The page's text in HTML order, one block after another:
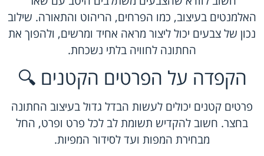
האלמנטים בעיצוב, כמו הפרחים, הריהוט והתאורה. שילוב
נכון של צבעים יכול ליצור מראה אחיד ומרשים, ולהפוך את
החתונה לחוויה בלתי נשכחת.
הקפדה על הפרטים הקטנים 🔍
פרטים קטנים יכולים לעשות הבדל גדול בעיצוב החתונה
בחצר. חשוב להקדיש תשומת לב לכל פרט ופרט, החל
מבחירת המפות ועד לסידור המפיות.